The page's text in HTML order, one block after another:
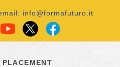
info@formafuturo.it
PLACEMENT